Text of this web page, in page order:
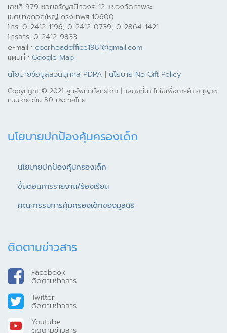
เลขที่ 979 ซอยจรัญสนิทวงศ์ 12 แขวงวัดท่าพระ
เขตบางกอกใหญ่ กรุงเทพฯ 10600
โทร. 0-2412-1196, 0-2412-0739, 0-2864-1421
โทรสาร. 0-2412-9833
e-mail : cpcrheadoffice1981@gmail.com
แผนที่ : Google Map
นโยบายข้อมูลส่วนบุคคล PDPA | นโยบาย No Gift Policy
Copyright © 2021 ศูนย์พิทักษ์สิทธิเด็ก | แสดงที่มา-ไม่ใช้เพื่อการค้า-อนุญาต
แบบเดียวกัน 3.0 ประเทศไทย
นโยบายปกป้องคุ้มครองเด็ก
นโยบายปกป้องคุ้มครองเด็ก
ขั้นตอนการรายงาน/ร้องเรียน
คณะกรรมการคุ้มครองเด็กของมูลนิธิ
ติดตามข่าวสาร
Facebook
ติดตามข่าวสาร
Twitter
ติดตามข่าวสาร
Youtube
ติดตามข่าวสาร